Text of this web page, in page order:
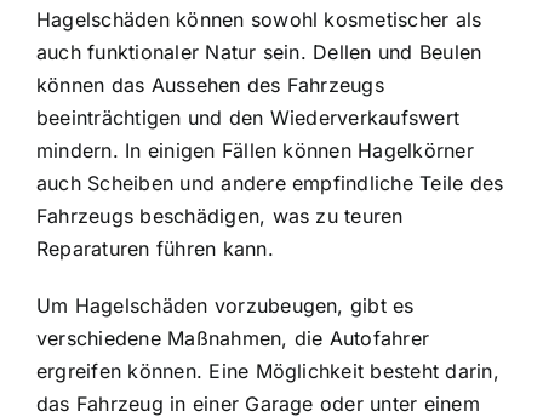
Hagelschäden können sowohl kosmetischer als
auch funktionaler Natur sein. Dellen und Beulen
können das Aussehen des Fahrzeugs
beeinträchtigen und den Wiederverkaufswert
mindern. In einigen Fällen können Hagelkörner
auch Scheiben und andere empfindliche Teile des
Fahrzeugs beschädigen, was zu teuren
Reparaturen führen kann.
Um Hagelschäden vorzubeugen, gibt es
verschiedene Maßnahmen, die Autofahrer
ergreifen können. Eine Möglichkeit besteht darin,
das Fahrzeug in einer Garage oder unter einem